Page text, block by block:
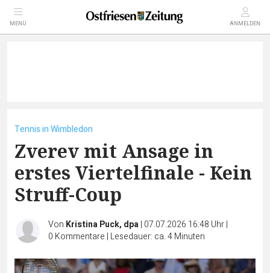
MENÜ ANMELDEN
Tennis in Wimbledon
Zverev mit Ansage in
erstes Viertelfinale - Kein
Struff-Coup
Von Kristina Puck, dpa| 07.07.2026 16:48 Uhr|
0 Kommentare | Lesedauer: ca. 4 Minuten